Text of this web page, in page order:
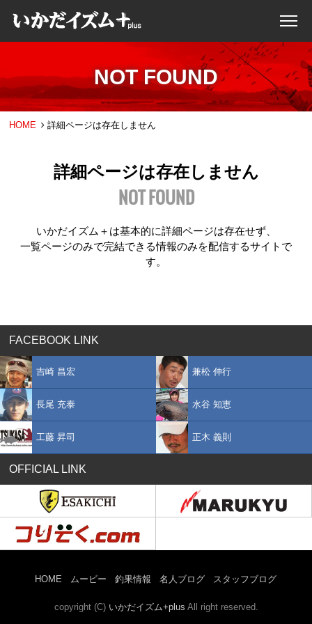
NOT FOUND
HOME 詳細ページは存在しません
詳細ページは存在しません
NOT FOUND
いかだイズム＋は基本的に詳細ページは存在せず、
一覧ページのみで完結できる情報のみを配信するサイトで
す。
FACEBOOK LINK
吉崎 昌宏 兼松 伸行
長尾 充泰 水谷 知恵
工藤 昇司 正木 義則
OFFICIAL LINK
HOME ムービー 釣果情報 名人ブログ スタッフブログ
copyright (C) いかだイズム+plus All right reserved.